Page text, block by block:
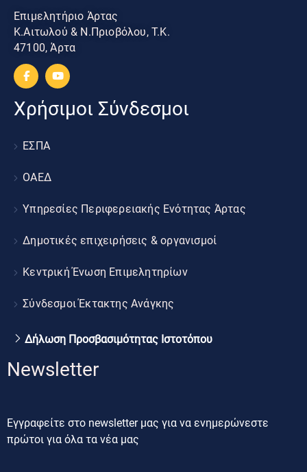
Επιμελητήριο Άρτας
Κ.Αιτωλού & Ν.Πριοβόλου, Τ.Κ.
47100, Άρτα
Χρήσιμοι Σύνδεσμοι
ΕΣΠΑ
ΟΑΕΔ
Υπηρεσίες Περιφερειακής Ενότητας Άρτας
Δημοτικές επιχειρήσεις & οργανισμοί
Κεντρική Ένωση Επιμελητηρίων
Σύνδεσμοι Έκτακτης Ανάγκης
Δήλωση Προσβασιμότητας Ιστοτόπου
Newsletter
Εγγραφείτε στο newsletter μας για να ενημερώνεστε
πρώτοι για όλα τα νέα μας